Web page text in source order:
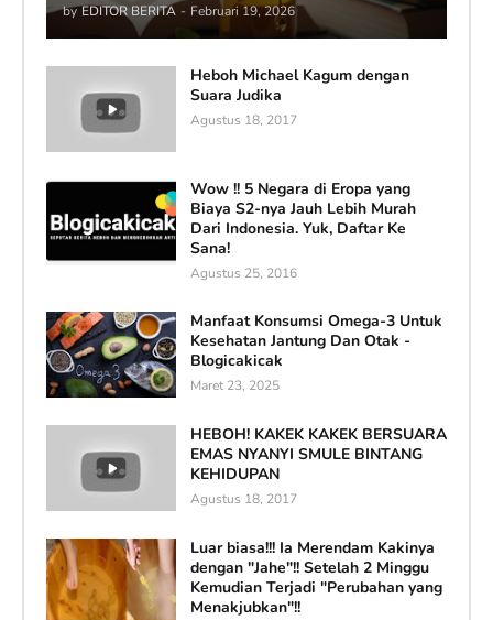
by EDITOR BERITA - Februari 19, 2026
Heboh Michael Kagum dengan
Suara Judika
Agustus 18, 2017
Wow !! 5 Negara di Eropa yang
Biaya S2-nya Jauh Lebih Murah
Dari Indonesia. Yuk, Daftar Ke
Sana!
Agustus 25, 2016
Manfaat Konsumsi Omega-3 Untuk
Kesehatan Jantung Dan Otak -
Blogicakicak
Maret 23, 2025
HEBOH! KAKEK KAKEK BERSUARA
EMAS NYANYI SMULE BINTANG
KEHIDUPAN
Agustus 18, 2017
Luar biasa!!! Ia Merendam Kakinya
dengan "Jahe"!! Setelah 2 Minggu
Kemudian Terjadi "Perubahan yang
Menakjubkan"!!